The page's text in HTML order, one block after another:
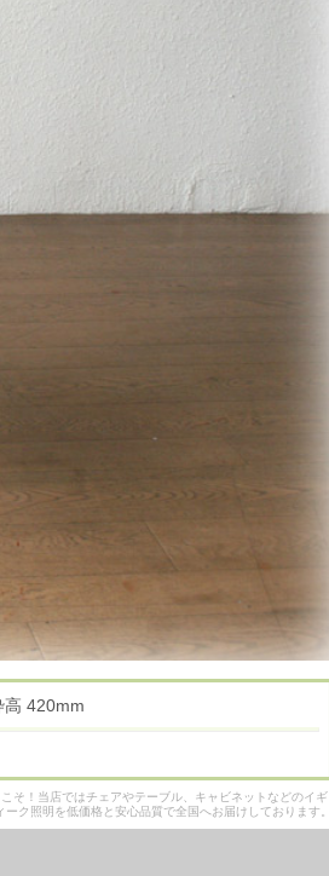
高 420mm
そ！当店ではチェアやテーブル、キャビネットなどのイギ
ク照明を低価格と安心品質で全国へお届けしております。